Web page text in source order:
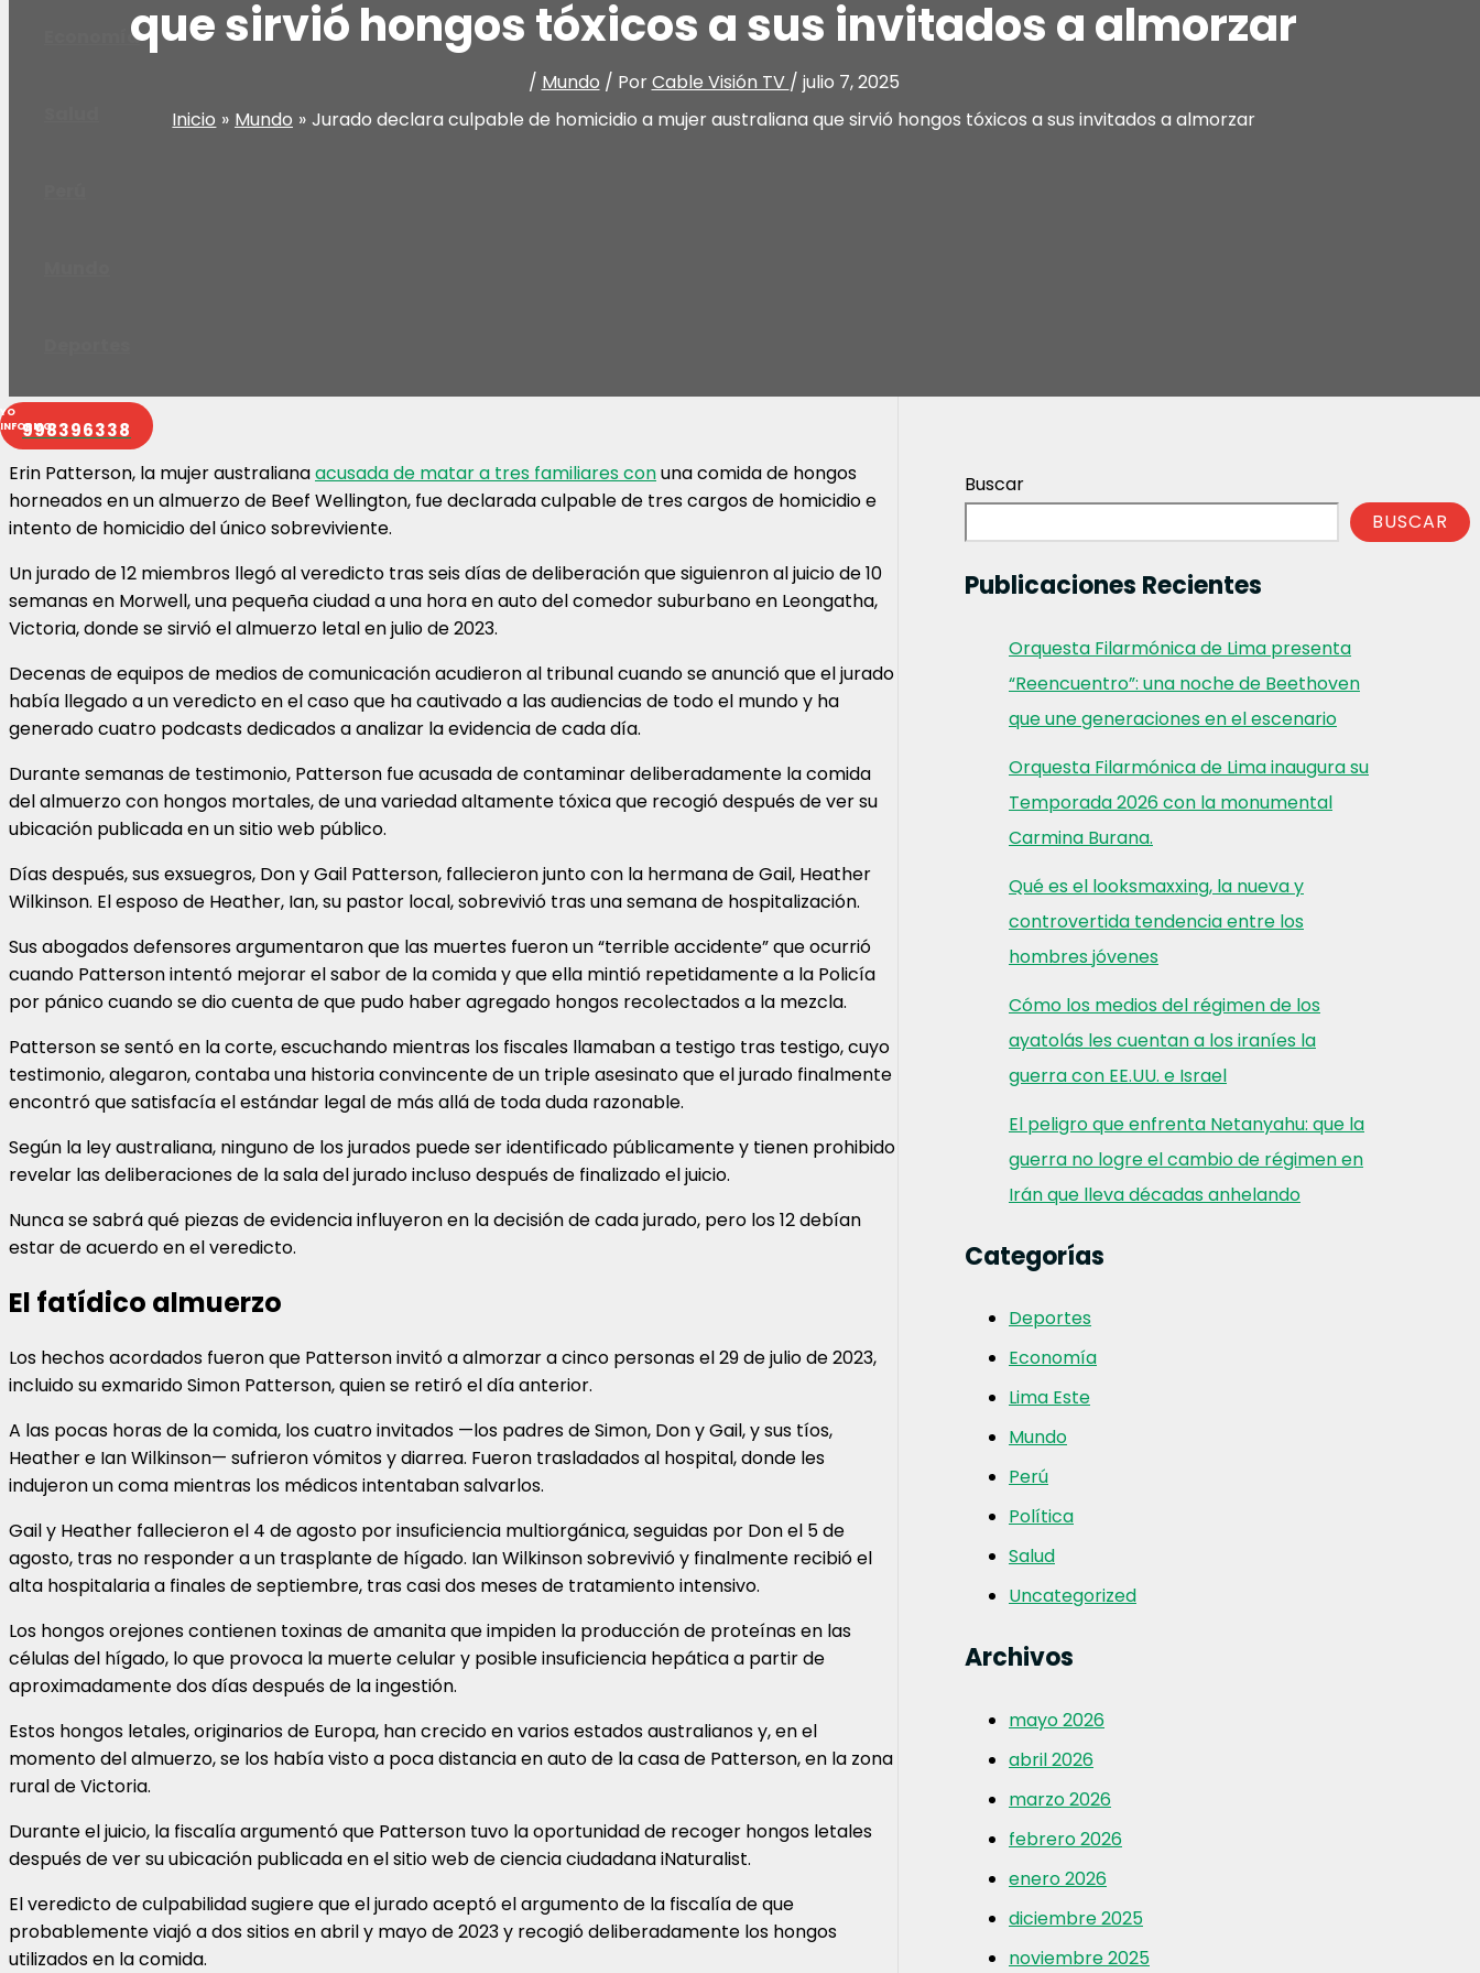
Economía
998396338
que sirvió hongos tóxicos a sus invitados a almorzar
/ Mundo / PorCable Visión TV / julio 7, 2025
Inicio
Mundo Jurado declara culpable de homicidio a mujer australiana que sirvió hongos tóxicos a sus invitados a almorzar
Erin Patterson, la mujer australianaacusada de matar a tres familiares conuna comida de hongos
horneados en un almuerzo de Beef Wellington, fue declarada culpable de tres cargos de homicidio e
intento de homicidio del único sobreviviente.
Un jurado de 12 miembros llegó al veredicto tras seis días de deliberación que siguienron al juicio de 10
semanas en Morwell, una pequeña ciudad a una hora en auto del comedor suburbano en Leongatha,
Victoria, donde se sirvió el almuerzo letal en julio de 2023.
Decenas de equipos de medios de comunicación acudieron al tribunal cuando se anunció que el jurado
había llegado a un veredicto en el caso que ha cautivado a las audiencias de todo el mundo y ha
generado cuatro podcasts dedicados a analizar la evidencia de cada día.
Durante semanas de testimonio, Patterson fue acusada de contaminar deliberadamente la comida
del almuerzo con hongos mortales, de una variedad altamente tóxica que recogió después de ver su
ubicación publicada en un sitio web público.
Días después, sus exsuegros, Don y Gail Patterson, fallecieron junto con la hermana de Gail, Heather
Wilkinson. El esposo de Heather, Ian, su pastor local, sobrevivió tras una semana de hospitalización.
Sus abogados defensores argumentaron que las muertes fueron un “terrible accidente” que ocurrió
cuando Patterson intentó mejorar el sabor de la comida y que ella mintió repetidamente a la Policía
por pánico cuando se dio cuenta de que pudo haber agregado hongos recolectados a la mezcla.
Patterson se sentó en la corte, escuchando mientras los fiscales llamaban a testigo tras testigo, cuyo
testimonio, alegaron, contaba una historia convincente de un triple asesinato que el jurado finalmente
encontró que satisfacía el estándar legal de más allá de toda duda razonable.
Según la ley australiana, ninguno de los jurados puede ser identificado públicamente y tienen prohibido
revelar las deliberaciones de la sala del jurado incluso después de finalizado el juicio.
Nunca se sabrá qué piezas de evidencia influyeron en la decisión de cada jurado, pero los 12 debían
estar de acuerdo en el veredicto.
El fatídico almuerzo
Los hechos acordados fueron que Patterson invitó a almorzar a cinco personas el 29 de julio de 2023,
incluido su exmarido Simon Patterson, quien se retiró el día anterior.
A las pocas horas de la comida, los cuatro invitados —los padres de Simon, Don y Gail, y sus tíos,
Heather e Ian Wilkinson— sufrieron vómitos y diarrea. Fueron trasladados al hospital, donde les
indujeron un coma mientras los médicos intentaban salvarlos.
Gail y Heather fallecieron el 4 de agosto por insuficiencia multiorgánica, seguidas por Don el 5 de
agosto, tras no responder a un trasplante de hígado. Ian Wilkinson sobrevivió y finalmente recibió el
alta hospitalaria a finales de septiembre, tras casi dos meses de tratamiento intensivo.
Los hongos orejones contienen toxinas de amanita que impiden la producción de proteínas en las
células del hígado, lo que provoca la muerte celular y posible insuficiencia hepática a partir de
aproximadamente dos días después de la ingestión.
Estos hongos letales, originarios de Europa, han crecido en varios estados australianos y, en el
momento del almuerzo, se los había visto a poca distancia en auto de la casa de Patterson, en la zona
rural de Victoria.
Durante el juicio, la fiscalía argumentó que Patterson tuvo la oportunidad de recoger hongos letales
después de ver su ubicación publicada en el sitio web de ciencia ciudadana iNaturalist.
El veredicto de culpabilidad sugiere que el jurado aceptó el argumento de la fiscalía de que
probablemente viajó a dos sitios en abril y mayo de 2023 y recogió deliberadamente los hongos
utilizados en la comida.
Buscar
BUSCAR
Publicaciones Recientes
Orquesta Filarmónica de Lima presenta
“Reencuentro”: una noche de Beethoven
que une generaciones en el escenario
Orquesta Filarmónica de Lima inaugura su
Temporada 2026 con la monumental
Carmina Burana.
Qué es el looksmaxxing, la nueva y
controvertida tendencia entre los
hombres jóvenes
Cómo los medios del régimen de los
ayatolás les cuentan a los iraníes la
guerra con EE.UU. e Israel
El peligro que enfrenta Netanyahu: que la
guerra no logre el cambio de régimen en
Irán que lleva décadas anhelando
Categorías
Deportes
Economía
Lima Este
Mundo
Perú
Política
Salud
Uncategorized
Archivos
mayo 2026
abril 2026
marzo 2026
febrero 2026
enero 2026
diciembre 2025
noviembre 2025